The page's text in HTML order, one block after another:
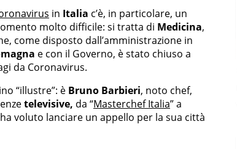
in Italia c’è, in particolare, un
molto difficile: si tratta di Medicina,
come disposto dall’amministrazione in
e con il Governo, è stato chiuso a
da Coronavirus.
“illustre”: è Bruno Barbieri, noto chef,
televisive, da “Masterchef Italia” a
voluto lanciare un appello per la sua città